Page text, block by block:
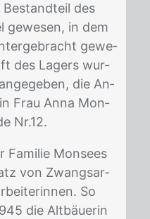
Be­stand­teil des
ge­we­sen, in dem
ge­we­
des La­gers wur­
die An­
Frau Anna Mon­
Nr.12.
Fa­mi­lie Mon­sees
von Zwangs­ar­
So
die Alt­bäue­rin